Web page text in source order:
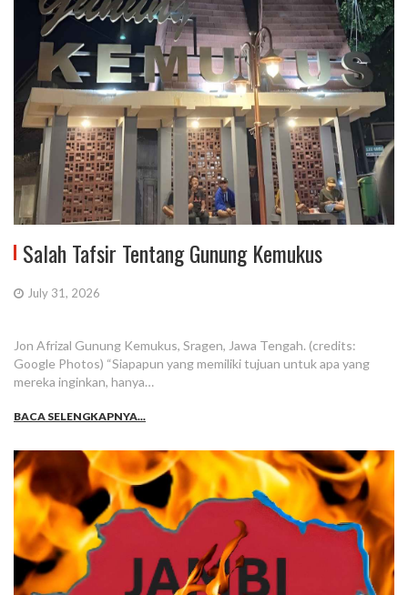
Salah Tafsir Tentang Gunung Kemukus
July 31, 2026
Jon Afrizal Gunung Kemukus, Sragen, Jawa Tengah. (credits:
Google Photos) “Siapapun yang memiliki tujuan untuk apa yang
mereka inginkan, hanya…
BACA SELENGKAPNYA...